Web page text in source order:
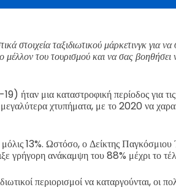
στοιχεία ταξιδιωτικού μάρκετινγκ για
μέλλον του τουρισμού και να σας βοηθήσει
μια καταστροφική περίοδος για τις
χτυπήματα, με το 2020 να
13%. Ωστόσο, ο Δείκτης
γρήγορη ανάκαμψη του 88% μέχρι το
περιορισμοί να καταργούνται, οι